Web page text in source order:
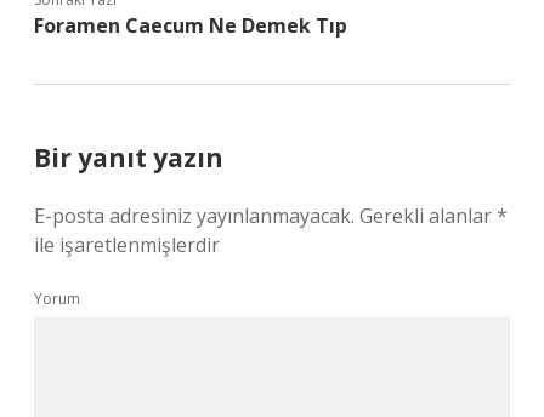
Foramen Caecum Ne Demek Tıp
Bir yanıt yazın
E-posta adresiniz yayınlanmayacak. Gerekli alanlar*
ile işaretlenmişlerdir
Yorum